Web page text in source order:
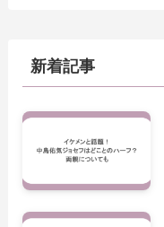
新着記事